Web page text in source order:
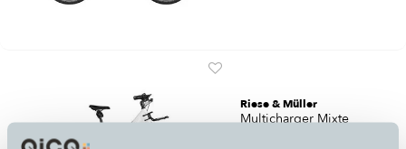
Riese & Müller
Multicharger Mixte